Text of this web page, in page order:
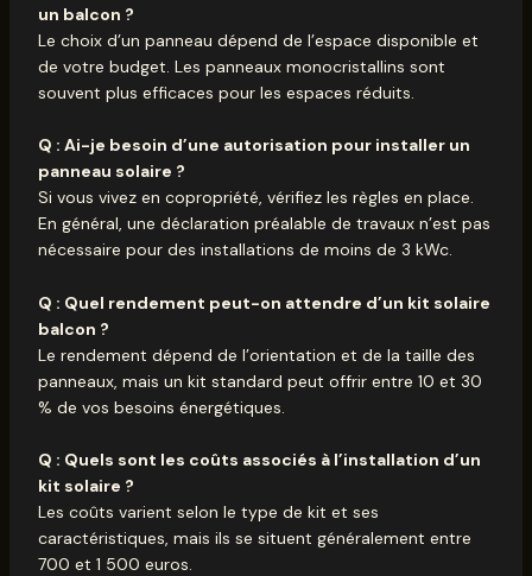
un balcon ?
Le choix d’un panneau dépend de l’espace disponible et
de votre budget. Les panneaux monocristallins sont
souvent plus efficaces pour les espaces réduits.
Q : Ai-je besoin d’une autorisation pour installer un
panneau solaire ?
Si vous vivez en copropriété, vérifiez les règles en place.
En général, une déclaration préalable de travaux n’est pas
nécessaire pour des installations de moins de 3 kWc.
Q : Quel rendement peut-on attendre d’un kit solaire
balcon ?
Le rendement dépend de l’orientation et de la taille des
panneaux, mais un kit standard peut offrir entre 10 et 30
% de vos besoins énergétiques.
Q : Quels sont les coûts associés à l’installation d’un
kit solaire ?
Les coûts varient selon le type de kit et ses
caractéristiques, mais ils se situent généralement entre
700 et 1 500 euros.